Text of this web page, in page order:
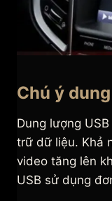
Chú ý
Dung lượng
trữ dữ liệu. Khả
video tăng lên
USB sử dụng